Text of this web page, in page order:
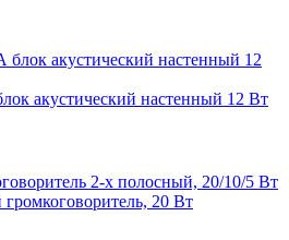
акустический настенный 12 Вт
20 Вт